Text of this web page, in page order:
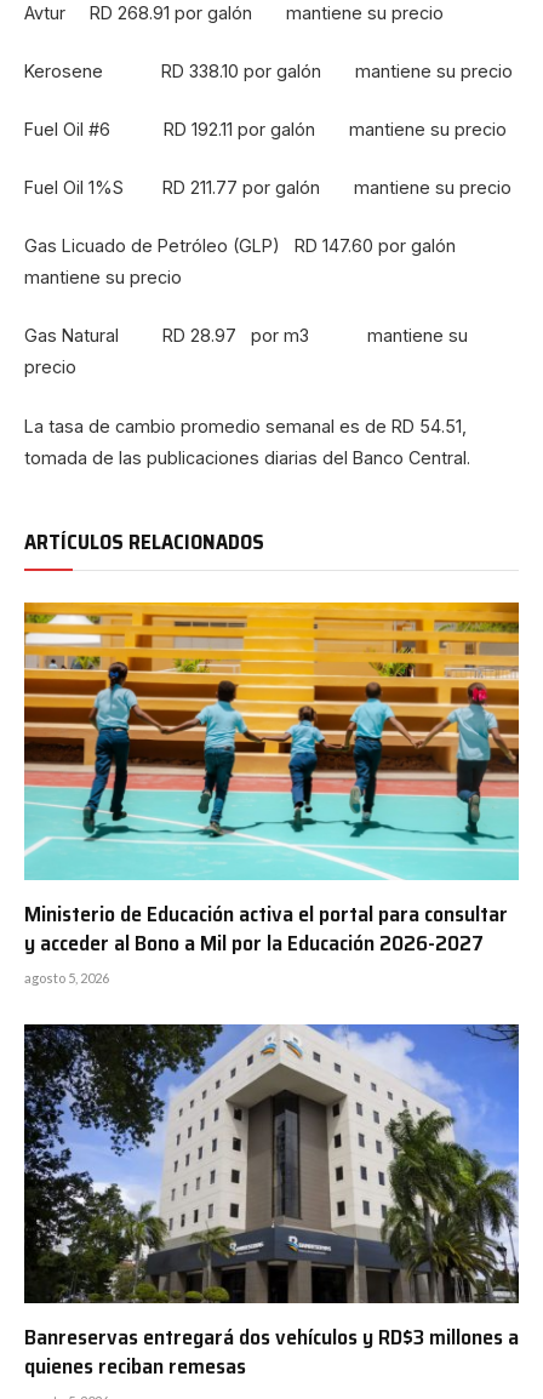
Avtur RD 268.91 por galón mantiene su precio
Kerosene RD 338.10 por galón mantiene su precio
Fuel Oil #6 RD 192.11 por galón mantiene su precio
Fuel Oil 1%S RD 211.77 por galón mantiene su precio
Gas Licuado de Petróleo (GLP) RD 147.60 por galón
mantiene su precio
Gas Natural RD 28.97 por m3 mantiene su
precio
La tasa de cambio promedio semanal es de RD 54.51,
tomada de las publicaciones diarias del Banco Central.
ARTÍCULOS RELACIONADOS
Ministerio de Educación activa el portal para consultar
y acceder al Bono a Mil por la Educación 2026-2027
agosto 5, 2026
Banreservas entregará dos vehículos y RD$3 millones a
quienes reciban remesas